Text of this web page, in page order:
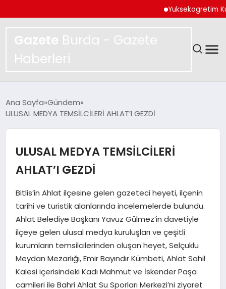
Yuksekogretim
Gazete Burda - Gazete
Haberleri
MAGAZIN
YAŞAM
EKONOMI
TEKNOLOJI
SAĞLIK
EĞITIM
Ana Sayfa Gündem
ULUSAL MEDYA TEMSİLCİLERİ AHLAT’I GEZDİ
ULUSAL MEDYA TEMSİLCİLERİ
AHLAT’I GEZDİ
Bitlis’in Ahlat ilçesine gelen gazeteci heyeti, ilçenin
tarihi ve turistik alanlarında incelemelerde bulundu.
Ahlat Belediye Başkanı Yavuz Gülmez’in davetiyle
ilçeye gelen ulusal medya kuruluşları ve çeşitli
kurumların temsilcilerinden oluşan heyet, Selçuklu
Meydan Mezarlığı, Emir Bayındır Kümbeti, Ahlat Sahil
Kalesi içerisindeki Kadı Mahmut ve İskender Paşa
camileri ile Bahri Ahlat Su Sporları Merkezi’ni ziyaret